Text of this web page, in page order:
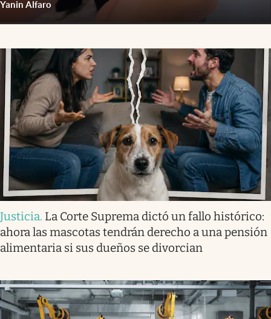
Yanin Alfaro
Justicia. La Corte Suprema dictó un fallo histórico:
ahora las mascotas tendrán derecho a una pensión
alimentaria si sus dueños se divorcian